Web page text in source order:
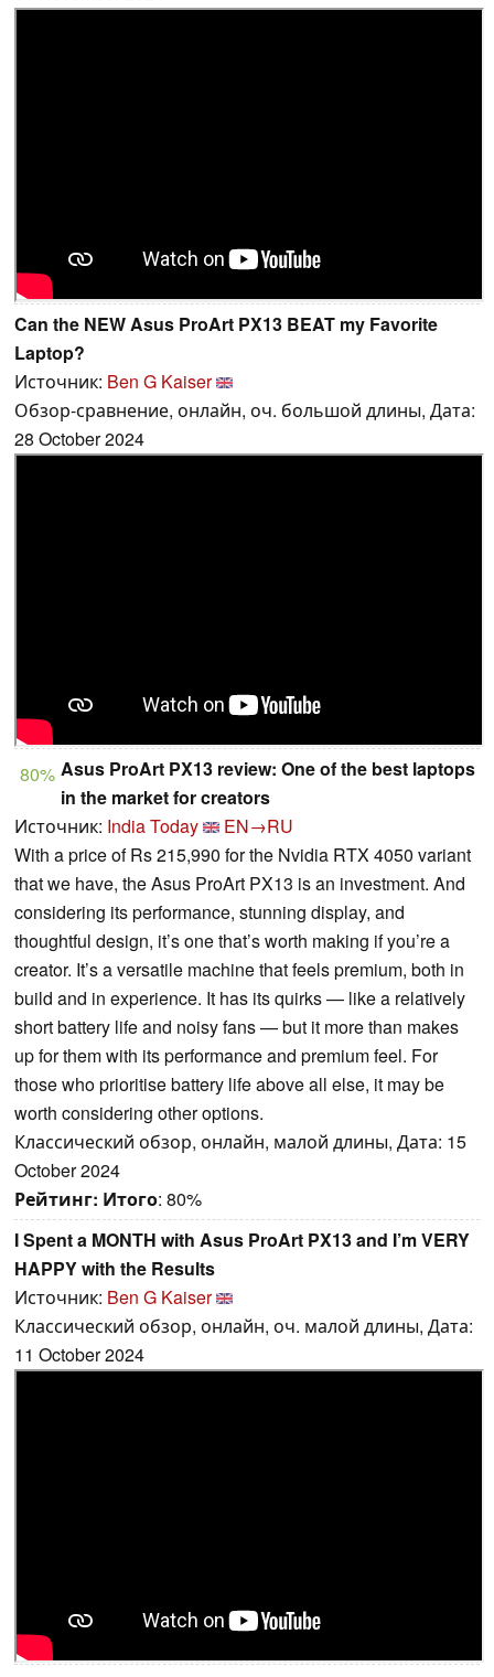
Can the NEW Asus ProArt PX13 BEAT my Favorite
Laptop?
Источник: Ben G Kaiser
Обзор-сравнение, онлайн, оч. большой длины, Дата:
28 October 2024
80% Asus ProArt PX13 review: One of the best laptops
in the market for creators
Источник: India Today
EN→RU
With a price of Rs 215,990 for the Nvidia RTX 4050 variant
that we have, the Asus ProArt PX13 is an investment. And
considering its performance, stunning display, and
thoughtful design, it’s one that’s worth making if you’re a
creator. It’s a versatile machine that feels premium, both in
build and in experience. It has its quirks — like a relatively
short battery life and noisy fans — but it more than makes
up for them with its performance and premium feel. For
those who prioritise battery life above all else, it may be
worth considering other options.
Классический обзор, онлайн, малой длины, Дата: 15
October 2024
Рейтинг: Итого: 80%
I Spent a MONTH with Asus ProArt PX13 and I’m VERY
HAPPY with the Results
Источник: Ben G Kaiser
Классический обзор, онлайн, оч. малой длины, Дата:
11 October 2024